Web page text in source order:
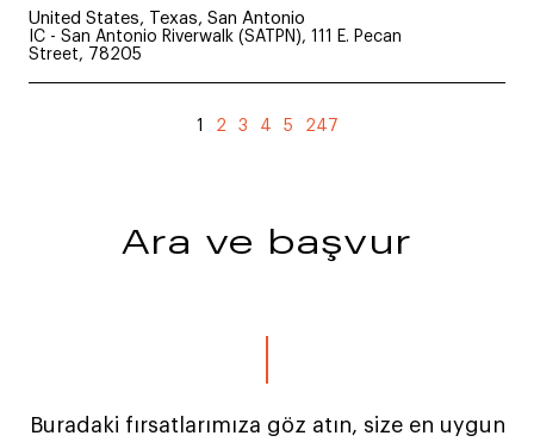
United States, Texas, San Antonio
IC - San Antonio Riverwalk (SATPN), 111 E. Pecan
Street, 78205
1 2 3 4 5 247
Ara ve başvur
Buradaki fırsatlarımıza göz atın, size en uygun